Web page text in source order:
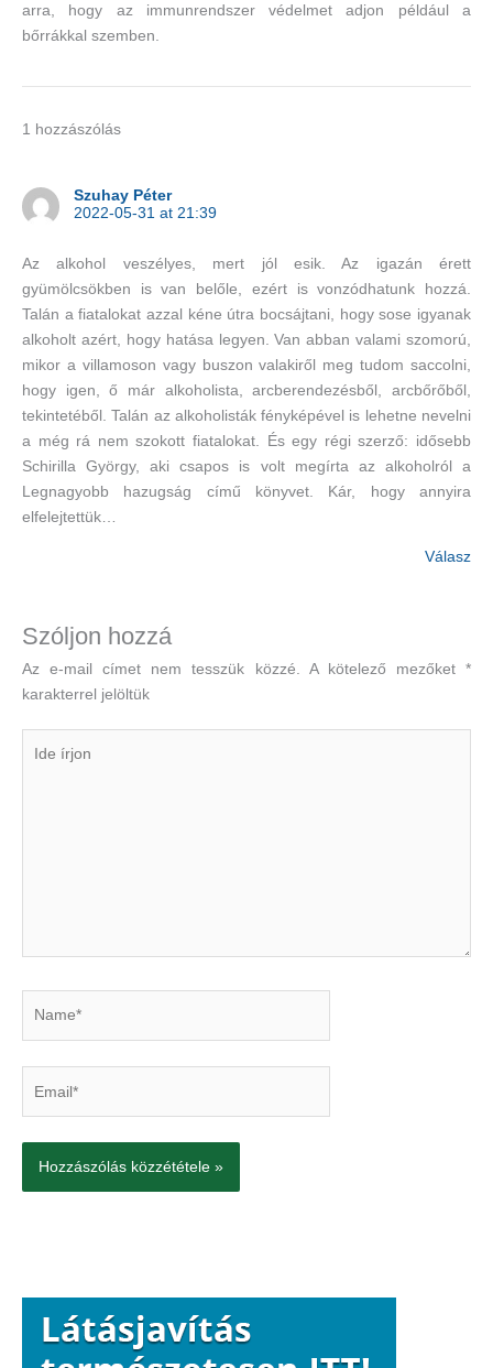
arra, hogy az immunrendszer védelmet adjon például a
bőrrákkal szemben.
1 hozzászólás
Szuhay Péter
2022-05-31 at 21:39
Az alkohol veszélyes, mert jól esik. Az igazán érett
gyümölcsökben is van belőle, ezért is vonzódhatunk hozzá.
Talán a fiatalokat azzal kéne útra bocsájtani, hogy sose igyanak
alkoholt azért, hogy hatása legyen. Van abban valami szomorú,
mikor a villamoson vagy buszon valakiről meg tudom saccolni,
hogy igen, ő már alkoholista, arcberendezésből, arcbőrőből,
tekintetéből. Talán az alkoholisták fényképével is lehetne nevelni
a még rá nem szokott fiatalokat. És egy régi szerző: idősebb
Schirilla György, aki csapos is volt megírta az alkoholról a
Legnagyobb hazugság című könyvet. Kár, hogy annyira
elfelejtettük…
Válasz
Szóljon hozzá
Az e-mail címet nem tesszük közzé. A kötelező mezőket*
karakterrel jelöltük